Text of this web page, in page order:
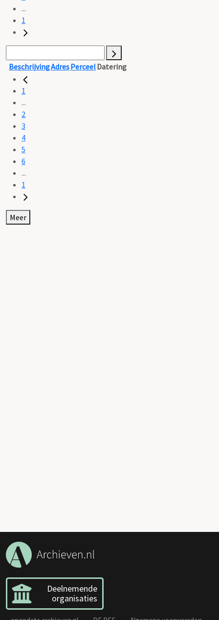
...
1
BeschrijvingAdresPerceelDatering
1
...
2
3
4
5
6
...
1
Meer
Deelnemende
organisaties